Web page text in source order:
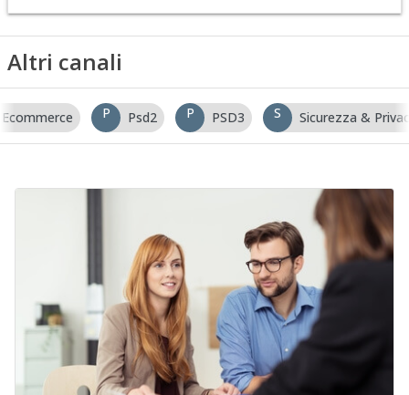
Altri canali
Ecommerce P Psd2 P PSD3 S Sicurezza &